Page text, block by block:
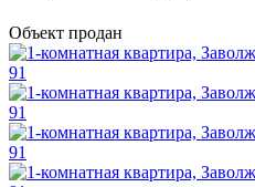
Объект продан